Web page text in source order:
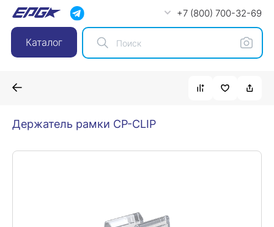
+7 (800) 700-32-69
Каталог
Держатель рамки CP-CLIP